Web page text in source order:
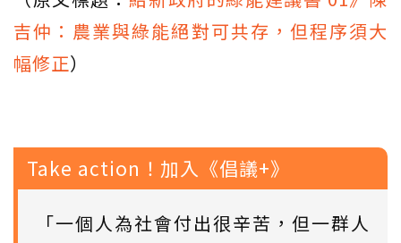
吉仲：農業與綠能絕對可共存，但程序須大
幅修正）
Take action！加入《倡議+》
「一個人為社會付出很辛苦，但一群人